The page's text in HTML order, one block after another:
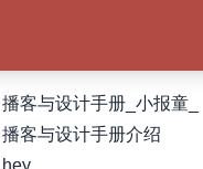
播客与设计手册_小报童_
播客与设计手册介绍
hey